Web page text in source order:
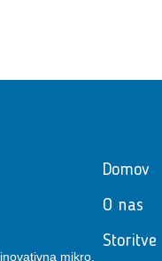
mikro,
Domov
O nas
Storitve